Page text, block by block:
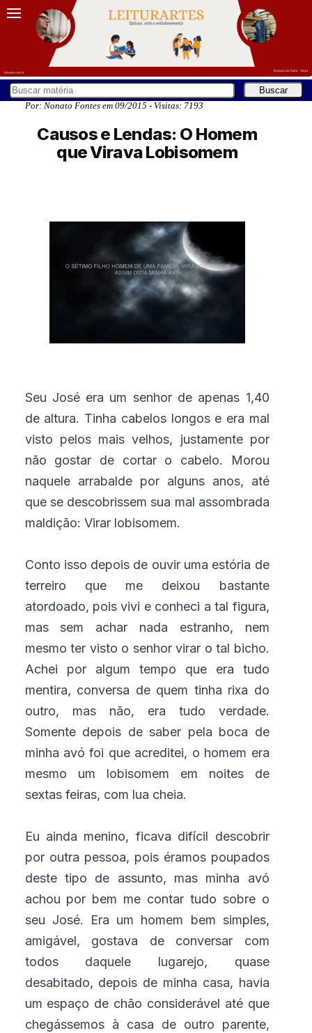
Por: Nonato Fontes em 09/2015 - Visitas: 7193
Causos e Lendas: O Homem
que Virava Lobisomem
Seu José era um senhor de apenas 1,40
de altura. Tinha cabelos longos e era mal
visto pelos mais velhos, justamente por
não gostar de cortar o cabelo. Morou
naquele arrabalde por alguns anos, até
que se descobrissem sua mal assombrada
maldição: Virar lobisomem.
Conto isso depois de ouvir uma estória de
terreiro que me deixou bastante
atordoado, pois vivi e conheci a tal figura,
mas sem achar nada estranho, nem
mesmo ter visto o senhor virar o tal bicho.
Achei por algum tempo que era tudo
mentira, conversa de quem tinha rixa do
outro, mas não, era tudo verdade.
Somente depois de saber pela boca de
minha avó foi que acreditei, o homem era
mesmo um lobisomem em noites de
sextas feiras, com lua cheia.
Eu ainda menino, ficava difícil descobrir
por outra pessoa, pois éramos poupados
deste tipo de assunto, mas minha avó
achou por bem me contar tudo sobre o
seu José. Era um homem bem simples,
amigável, gostava de conversar com
todos daquele lugarejo, quase
desabitado, depois de minha casa, havia
um espaço de chão considerável até que
chegássemos à casa de outro parente,